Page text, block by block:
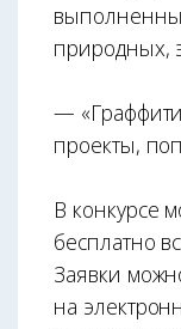
природных,
—
проекты,
В конкурсе
бесплатно
Заявки
на